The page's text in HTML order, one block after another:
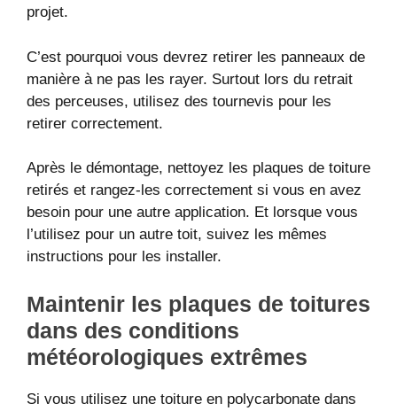
projet.
C’est pourquoi vous devrez retirer les panneaux de
manière à ne pas les rayer. Surtout lors du retrait
des perceuses, utilisez des tournevis pour les
retirer correctement.
Après le démontage, nettoyez les plaques de toiture
retirés et rangez-les correctement si vous en avez
besoin pour une autre application. Et lorsque vous
l’utilisez pour un autre toit, suivez les mêmes
instructions pour les installer.
Maintenir les plaques de toitures
dans des conditions
météorologiques extrêmes
Si vous utilisez une toiture en polycarbonate dans